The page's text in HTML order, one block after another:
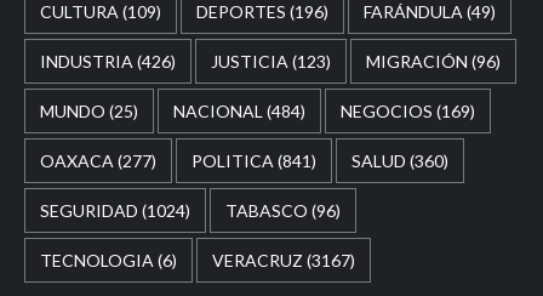
CULTURA (109) DEPORTES (196) FARÁNDULA (49)
INDUSTRIA (426) JUSTICIA (123) MIGRACIÓN (96)
MUNDO (25) NACIONAL (484) NEGOCIOS (169)
OAXACA (277) POLITICA (841) SALUD (360)
SEGURIDAD (1024) TABASCO (96)
TECNOLOGIA (6) VERACRUZ (3167)